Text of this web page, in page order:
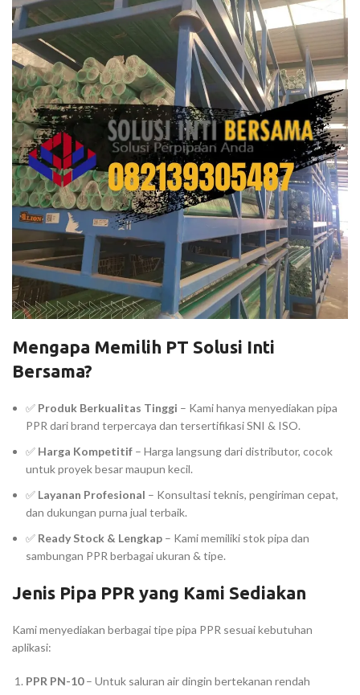
Mengapa Memilih PT Solusi Inti
Bersama?
✅ Produk Berkualitas Tinggi – Kami hanya menyediakan pipa
PPR dari brand terpercaya dan tersertifikasi SNI & ISO.
✅ Harga Kompetitif – Harga langsung dari distributor, cocok
untuk proyek besar maupun kecil.
✅ Layanan Profesional – Konsultasi teknis, pengiriman cepat,
dan dukungan purna jual terbaik.
✅ Ready Stock & Lengkap – Kami memiliki stok pipa dan
sambungan PPR berbagai ukuran & tipe.
Jenis Pipa PPR yang Kami Sediakan
Kami menyediakan berbagai tipe pipa PPR sesuai kebutuhan
aplikasi:
PPR PN-10– Untuk saluran air dingin bertekanan rendah